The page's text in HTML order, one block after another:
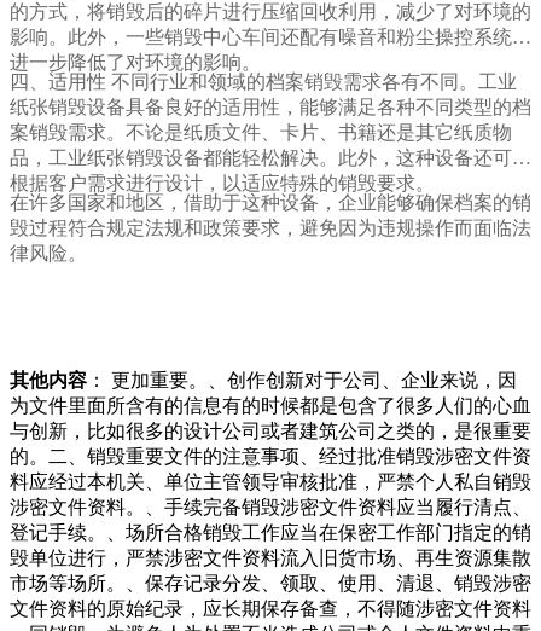
的方式，将销毁后的碎片进行压缩回收利用，减少了对环境的
影响。此外，一些销毁中心车间还配有噪音和粉尘操控系统，
进一步降低了对环境的影响。
四、适用性 不同行业和领域的档案销毁需求各有不同。工业
纸张销毁设备具备良好的适用性，能够满足各种不同类型的档
案销毁需求。不论是纸质文件、卡片、书籍还是其它纸质物
品，工业纸张销毁设备都能轻松解决。此外，这种设备还可以
根据客户需求进行设计，以适应特殊的销毁要求。
在许多国家和地区，借助于这种设备，企业能够确保档案的销
毁过程符合规定法规和政策要求，避免因为违规操作而面临法
律风险。
其他内容 ： 更加重要。、创作创新对于公司、企业来说，因
为文件里面所含有的信息有的时候都是包含了很多人们的心血
与创新，比如很多的设计公司或者建筑公司之类的，是很重要
的。二、销毁重要文件的注意事项、经过批准销毁涉密文件资
料应经过本机关、单位主管领导审核批准，严禁个人私自销毁
涉密文件资料。、手续完备销毁涉密文件资料应当履行清点、
登记手续。、场所合格销毁工作应当在保密工作部门指定的销
毁单位进行，严禁涉密文件资料流入旧货市场、再生资源集散
市场等场所。、保存记录分发、领取、使用、清退、销毁涉密
文件资料的原始纪录，应长期保存备查，不得随涉密文件资料